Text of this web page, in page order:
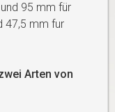
95 mm für
47,5 mm fur
Arten von